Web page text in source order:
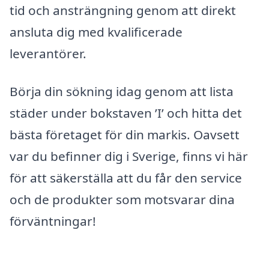
tid och ansträngning genom att direkt
ansluta dig med kvalificerade
leverantörer.
Börja din sökning idag genom att lista
städer under bokstaven ’I’ och hitta det
bästa företaget för din markis. Oavsett
var du befinner dig i Sverige, finns vi här
för att säkerställa att du får den service
och de produkter som motsvarar dina
förväntningar!